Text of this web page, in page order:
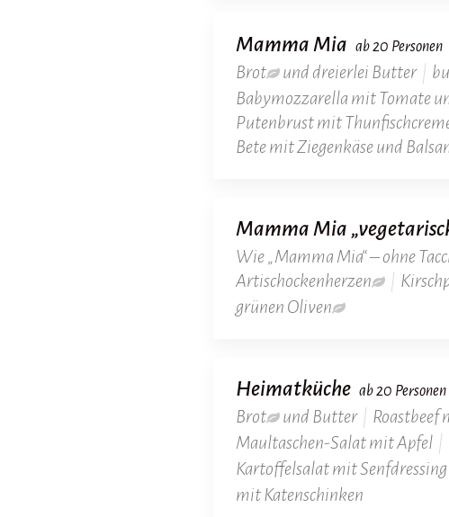
Mamma Mia ab 20 Personen
Brot und dreierlei Butter |
Babymozzarella mit Tomate
Putenbrust mit
Bete mit Ziegenkäse und
Mamma Mia
Wie „Mamma Mia“ – ohne
Artischockenherzen
|
grünen Oliven
Heimatküche ab 20 Personen
Brot und Butter | Roastbeef
Maultaschen-Salat mit Apfel |
Kartoffelsalat mit
mit Katenschinken